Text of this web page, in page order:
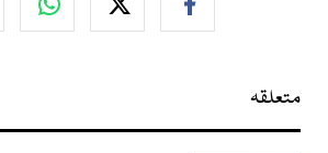
متعلقہ